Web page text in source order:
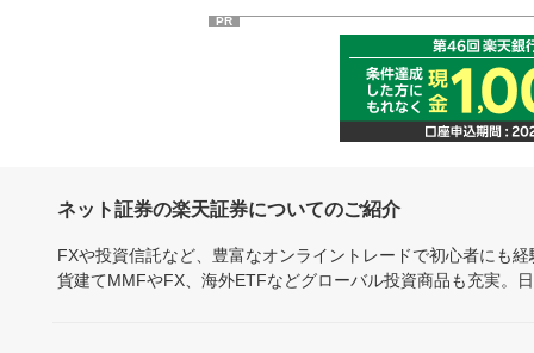
PR
ネット証券の楽天証券についてのご紹介
FXや投資信託など、豊富なオンライントレードで初心者にも
貨建てMMFやFX、海外ETFなどグローバル投資商品も充実。